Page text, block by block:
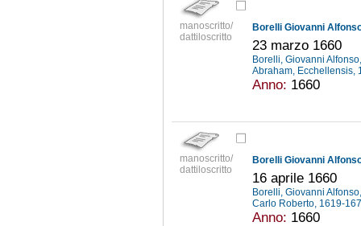
manoscritto/
dattiloscritto
Borelli Giovanni
23 marzo 1660
Borelli, Giovanni
Abraham, Ecchellensis,
Anno: 1660
manoscritto/
dattiloscritto
Borelli Giovanni
16 aprile 1660
Borelli, Giovanni
Carlo Roberto, 1619-
Anno: 1660